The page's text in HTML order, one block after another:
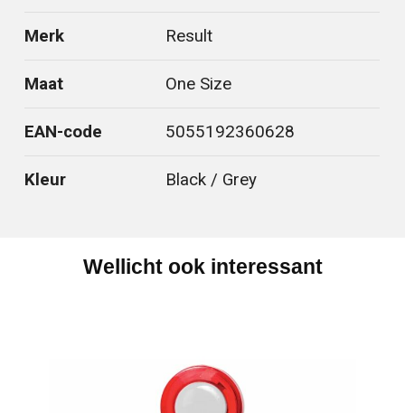
Merk Result
Maat One Size
EAN-code 5055192360628
Kleur Black / Grey
Wellicht ook interessant